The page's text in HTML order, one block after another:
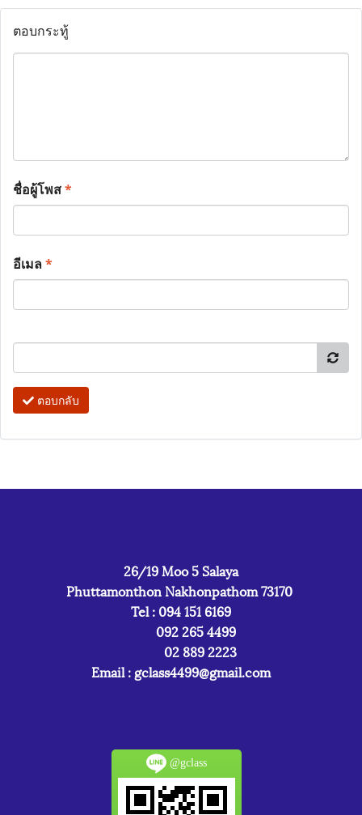
ตอบกระทู้
ชื่อผู้โพส*
อีเมล*
ตอบกลับ
26/19 Moo 5 Salaya
Phuttamonthon Nakhonpathom 73170
Tel : 094 151 6169
092 265 4499
02 889 2223
Email : gclass4499@gmail.com
@gclass